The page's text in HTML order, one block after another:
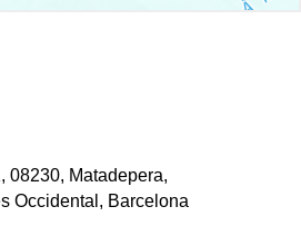
08230, Matadepera,
Occidental, Barcelona